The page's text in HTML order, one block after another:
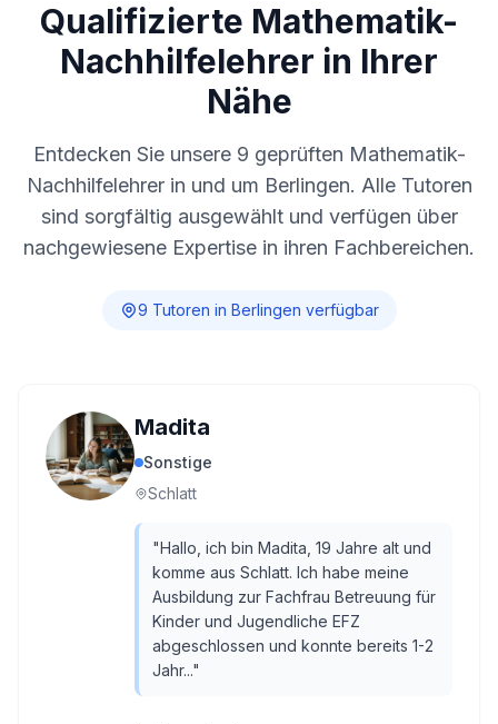
Qualifizierte Mathematik-
Nachhilfelehrer in Ihrer
Nähe
Entdecken Sie unsere 9 geprüften Mathematik-
Nachhilfelehrer in und um Berlingen. Alle Tutoren
sind sorgfältig ausgewählt und verfügen über
nachgewiesene Expertise in ihren Fachbereichen.
9 Tutoren in Berlingen verfügbar
Madita
Sonstige
Schlatt
"Hallo, ich bin Madita, 19 Jahre alt und
komme aus Schlatt. Ich habe meine
Ausbildung zur Fachfrau Betreuung für
Kinder und Jugendliche EFZ
abgeschlossen und konnte bereits 1-2
Jahr..."